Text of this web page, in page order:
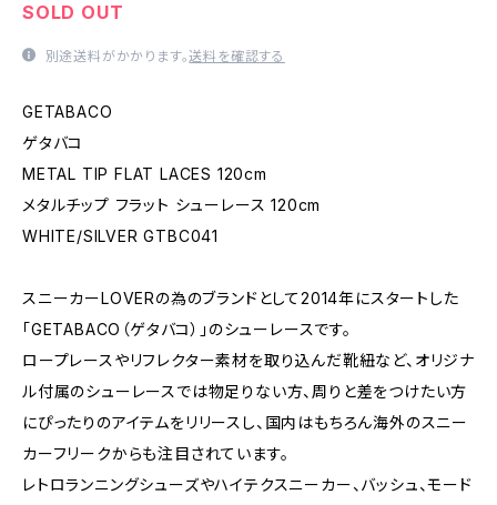
SOLD OUT
別途送料がかかります。送料を確認する
GETABACO
ゲタバコ
METAL TIP FLAT LACES 120cm
メタルチップ フラット シューレース 120cm
WHITE/SILVER GTBC041
スニーカーLOVERの為のブランドとして2014年にスタートした
「GETABACO（ゲタバコ）」のシューレースです。
ロープレースやリフレクター素材を取り込んだ靴紐など、オリジナ
ル付属のシューレースでは物足りない方、周りと差をつけたい方
にぴったりのアイテムをリリースし、国内はもちろん海外のスニー
カーフリークからも注目されています。
レトロランニングシューズやハイテクスニーカー、バッシュ、モード